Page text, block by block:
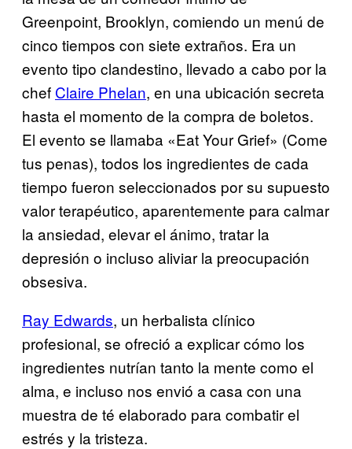
Greenpoint, Brooklyn, comiendo un menú de
cinco tiempos con siete extraños. Era un
evento tipo clandestino, llevado a cabo por la
chef Claire Phelan, en una ubicación secreta
hasta el momento de la compra de boletos.
El evento se llamaba «Eat Your Grief» (Come
tus penas), todos los ingredientes de cada
tiempo fueron seleccionados por su supuesto
valor terapéutico, aparentemente para calmar
la ansiedad, elevar el ánimo, tratar la
depresión o incluso aliviar la preocupación
obsesiva.
Ray Edwards, un herbalista clínico
profesional, se ofreció a explicar cómo los
ingredientes nutrían tanto la mente como el
alma, e incluso nos envió a casa con una
muestra de té elaborado para combatir el
estrés y la tristeza.